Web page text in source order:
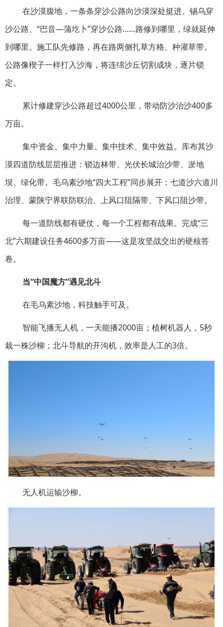
在沙漠腹地，一条条穿沙公路向沙漠深处挺进。锡乌穿
沙公路、“巴音—蒲圪卜”穿沙公路……路修到哪里，绿就延伸
到哪里。施工队先修路，再在路两侧扎草方格、种灌草带。
公路像楔子一样打入沙海，将连绵沙丘切割成块，逐片锁
定。
累计修建穿沙公路超过4000公里，带动防沙治沙400多
万亩。
集中资金、集中力量、集中技术、集中效益。库布其沙
漠四道防线层层推进：锁边林带、光伏长城治沙带、淤地
坝、绿化带。毛乌素沙地“四大工程”同步展开：七道沙六道川
治理、蒙陕宁界联防联治、上风口阻隔带、下风口阻沙带。
每一道防线都有硬仗，每一个工程都有战果。完成“三
北”六期建设任务4600多万亩——这是攻坚战交出的硬核答
卷。
当“中国魔方”遇见北斗
在毛乌素沙地，科技触手可及。
智能飞播无人机，一天能播2000亩；植树机器人，5秒
栽一株沙柳；北斗导航的开沟机，效率是人工的3倍。
无人机运输沙柳。